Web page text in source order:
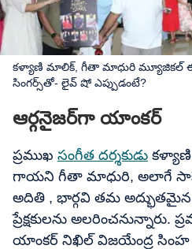
కళ్యాణి మాలిక్, గీతా మాధురి మ్యూజికల్
సింగర్స్‌తో- లైవ్ షో ఎప్పుడంటే?
ఆర్గనైజర్‌గా యాంకర్
ప్రముఖ సంగీత దర్శకుడు
గాయని గీతా మాధురి, అలాగే
అదితి , భార్గవి తమ అద్భుతమైన
ప్రేక్షకులను అలరించనున్నారు.
యాంకర్ నిఖిల్ విజయేంద్ర సింహ